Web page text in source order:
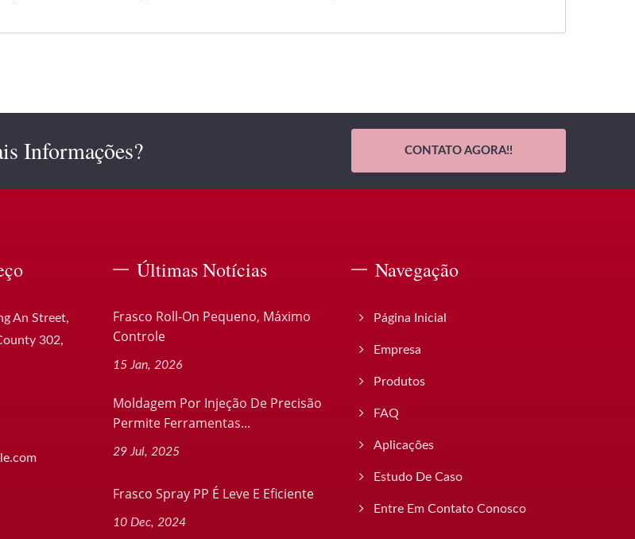
Informações? CONTATO AGORA!!
An Street,
302,
Últimas Notícias
Frasco Roll-On Pequeno, Máximo
Controle
15 Jan, 2026
Moldagem Por Injeção De Precisão
Permite Ferramentas...
29 Jul, 2025
Frasco Spray PP É Leve E Eficiente
10 Dec, 2024
Navegação
Página Inicial
Empresa
Produtos
FAQ
Aplicações
Estudo De Caso
Entre Em Contato Conosco